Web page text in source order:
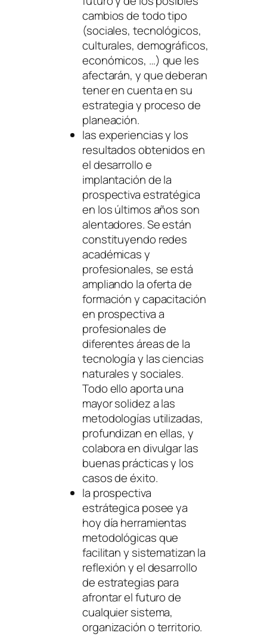
cambios de todo tipo
(sociales, tecnológicos,
culturales, demográficos,
económicos, …) que les
afectarán, y que deberan
tener en cuenta en su
estrategia y proceso de
planeación.
las experiencias y los
resultados obtenidos en
el desarrollo e
implantación de la
prospectiva estratégica
en los últimos años son
alentadores. Se están
constituyendo redes
académicas y
profesionales, se está
ampliando la oferta de
formación y capacitación
en prospectiva a
profesionales de
diferentes áreas de la
tecnología y las ciencias
naturales y sociales.
Todo ello aporta una
mayor solidez a las
metodologías utilizadas,
profundizan en ellas, y
colabora en divulgar las
buenas prácticas y los
casos de éxito.
la prospectiva
estrátegica posee ya
hoy día herramientas
metodológicas que
facilitan y sistematizan la
reflexión y el desarrollo
de estrategias para
afrontar el futuro de
cualquier sistema,
organización o territorio.